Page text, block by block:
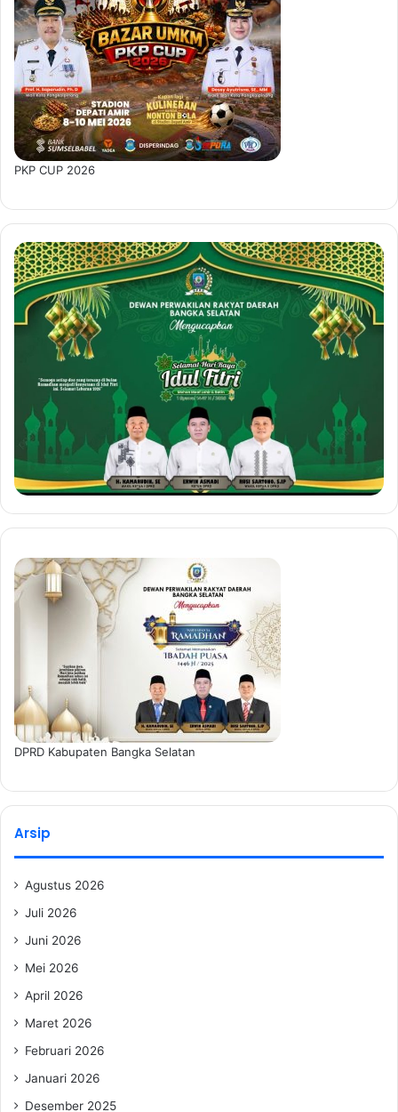
PKP CUP 2026
DPRD Kabupaten Bangka Selatan
Arsip
Agustus 2026
Juli 2026
Juni 2026
Mei 2026
April 2026
Maret 2026
Februari 2026
Januari 2026
Desember 2025